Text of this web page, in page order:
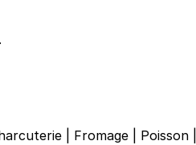
Fromage Poisson